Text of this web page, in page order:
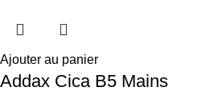
Ajouter au panier
Addax Cica B5 Mains